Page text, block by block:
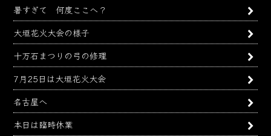
暑すぎて 何度ここへ？
大垣花火大会の様子
十万石まつりの弓の修理
7月25日は大垣花火大会
名古屋へ
本日は臨時休業